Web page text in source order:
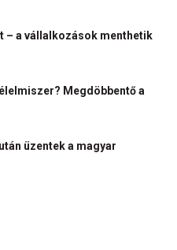
– a vállalkozások menthetik
Megdöbbentő a
üzentek a magyar